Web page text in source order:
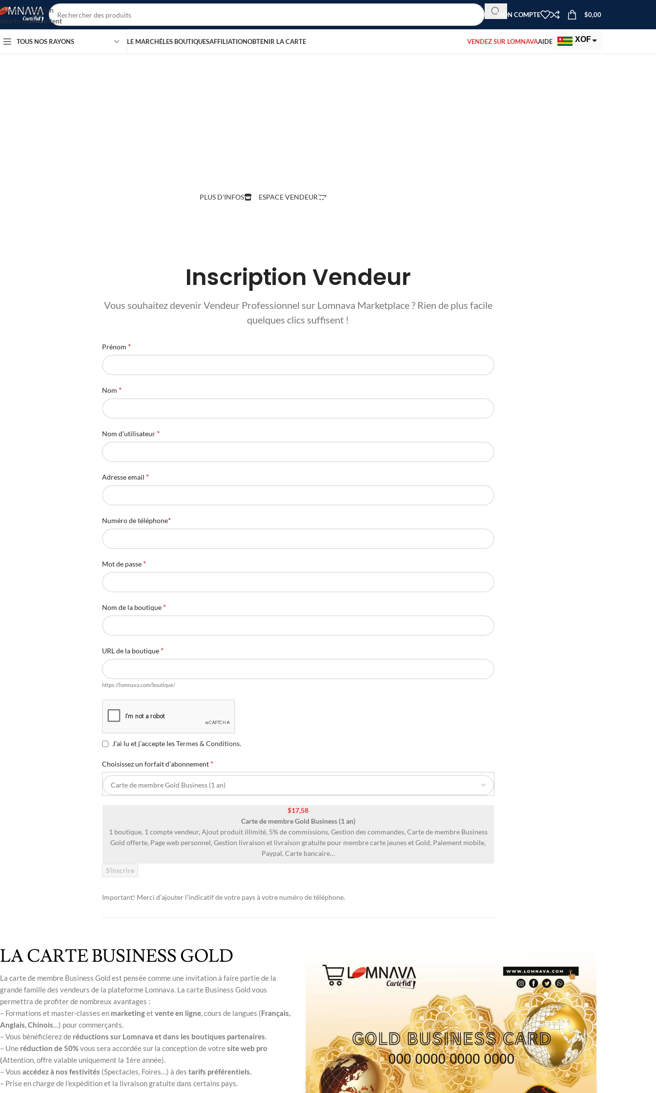
Skip to navigation
Skip to main content
MON COMPTE $0,00
TOUS NOS RAYONS LE MARCHÉLES BOUTIQUESAFFILIATIONOBTENIR LA CARTE VENDEZ SUR LOMNAVAAIDE XOF
PLUS D'INFOS ESPACE VENDEUR
Inscription Vendeur
Vous souhaitez devenir Vendeur Professionnel sur Lomnava Marketplace ? Rien de plus facile
quelques clics suffisent !
Prénom *
Nom *
Nom d'utilisateur *
Adresse email *
Numéro de téléphone*
Mot de passe *
Nom de la boutique *
URL de la boutique *
https://lomnava.com/boutique/
J’ai lu et j’accepte lesTermes & Conditions.
Choisissez un forfait d’abonnement*
$17,58
Carte de membre Gold Business (1 an)
1 boutique, 1 compte vendeur, Ajout produit illimité, 5% de commissions, Gestion des commandes, Carte de membre Business
Gold offerte, Page web personnel, Gestion livraison et livraison gratuite pour membre carte jeunes et Gold, Paiement mobile,
Paypal, Carte bancaire…
Important! Merci d’ajouter l’indicatif de votre pays à votre numéro de téléphone.
LA CARTE BUSINESS GOLD
La carte de membre Business Gold est pensée comme une invitation à faire partie de la
grande famille des vendeurs de la plateforme Lomnava. La carte Business Gold vous
permettra de profiter de nombreux avantages :
– Formations et master-classes en marketinget vente en ligne, cours de langues (Français,
Anglais, Chinois…) pour commerçants.
– Vous bénéficierez de réductions sur Lomnava et dans les boutiques partenaires.
– Une réduction de 50%vous sera accordée sur la conception de votresite web pro
(Attention, offre valable uniquement la 1ère année).
– Vous accédez à nos festivités (Spectacles, Foires…) à des tarifs préférentiels.
– Prise en charge de l’expédition et la livraison gratuite dans certains pays.